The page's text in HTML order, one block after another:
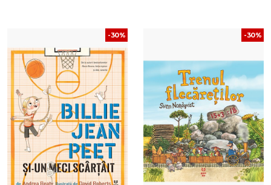
-30% -30%